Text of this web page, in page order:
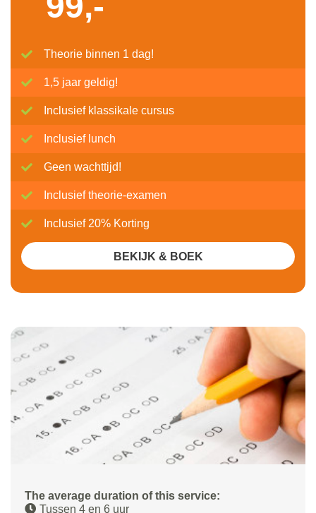
The average duration of this service:
Tussen 4 en 6 uur
Theorie binnen 1 dag!
1,5 jaar geldig!
Inclusief klassikale cursus
Inclusief lunch
Geen wachttijd!
Inclusief theorie-examen
Inclusief 20% Korting
BEKIJK & BOEK